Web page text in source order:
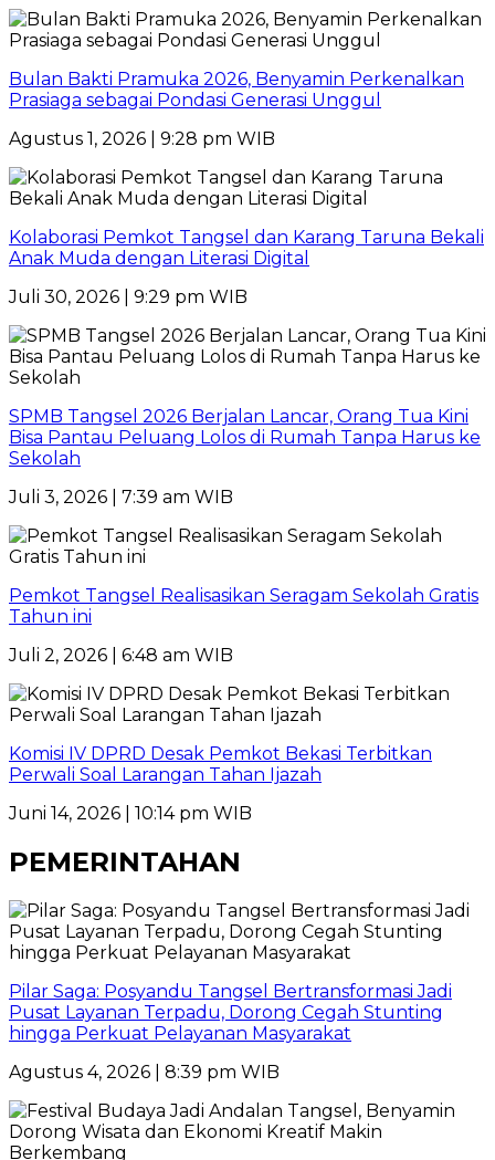
Bulan Bakti Pramuka 2026, Benyamin Perkenalkan
Prasiaga sebagai Pondasi Generasi Unggul
Agustus 1, 2026 | 9:28 pm WIB
Kolaborasi Pemkot Tangsel dan Karang Taruna Bekali
Anak Muda dengan Literasi Digital
Juli 30, 2026 | 9:29 pm WIB
SPMB Tangsel 2026 Berjalan Lancar, Orang Tua Kini
Bisa Pantau Peluang Lolos di Rumah Tanpa Harus ke
Sekolah
Juli 3, 2026 | 7:39 am WIB
Pemkot Tangsel Realisasikan Seragam Sekolah Gratis
Tahun ini
Juli 2, 2026 | 6:48 am WIB
Komisi IV DPRD Desak Pemkot Bekasi Terbitkan
Perwali Soal Larangan Tahan Ijazah
Juni 14, 2026 | 10:14 pm WIB
PEMERINTAHAN
Pilar Saga: Posyandu Tangsel Bertransformasi Jadi
Pusat Layanan Terpadu, Dorong Cegah Stunting
hingga Perkuat Pelayanan Masyarakat
Agustus 4, 2026 | 8:39 pm WIB